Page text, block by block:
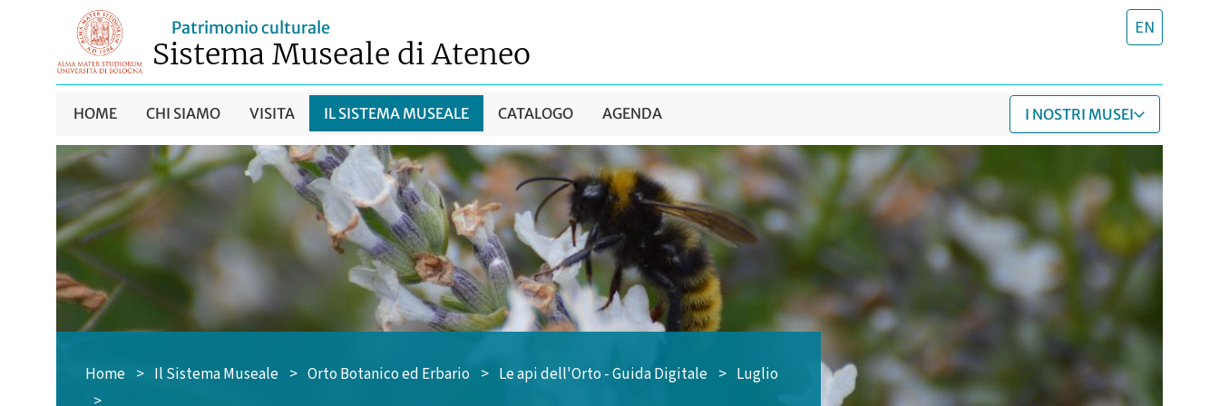
Patrimonio culturale
Sistema Museale di Ateneo
EN
HOME CHI SIAMO VISITA IL SISTEMA MUSEALE CATALOGO AGENDA I NOSTRI MUSEI
Home > Il Sistema Museale > Orto Botanico ed Erbario > Le api dell'Orto - Guida Digitale > Luglio
>